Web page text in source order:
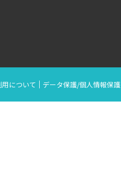
について データ保護/個人情報保